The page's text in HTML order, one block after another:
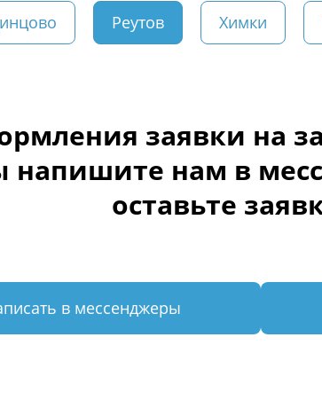
Реутов Химки
заявки на
напишите нам в
оставьте
в мессенджеры